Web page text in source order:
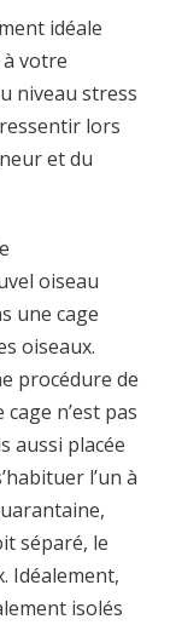
idéale
votre
niveau stress
lors
et du
oiseau
une cage
oiseaux.
procédure de
n’est pas
aussi placée
l’un à
séparé, le
Idéalement,
isolés